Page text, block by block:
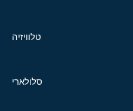
טלוויזיה
סלולארי